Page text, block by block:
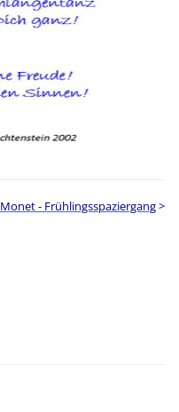
Monet - Frühlingsspaziergang>